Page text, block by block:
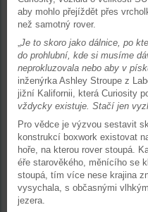
aby mohlo přejíždět přes
než samotný rover.
Je to skoro jako dálnice, po
do prohlubní, kde si musíme
neprokluzovala nebo aby v
inženýrka Ashley Stroupe z
jižní Kalifornii, která Curiosity
vždycky existuje. Stačí jen
Pro vědce je výzvou sestavit
konstrukcí boxwork existovat
hoře, na kterou rover stoupá.
éře starověkého, měnícího se
stoupá, tím více nese krajina
vysychala, s občasnými
jezera.